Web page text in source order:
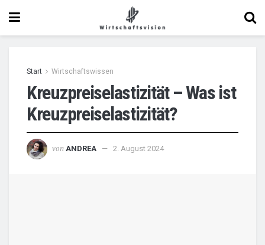
Start Wirtschaftswissen
Kreuzpreiselastizität – Was ist
Kreuzpreiselastizität?
von ANDREA 2. August 2024